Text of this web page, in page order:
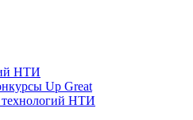
НТИ
Up Great
технологий НТИ